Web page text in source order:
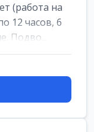
(работа на
12 часов, 6
Подво...